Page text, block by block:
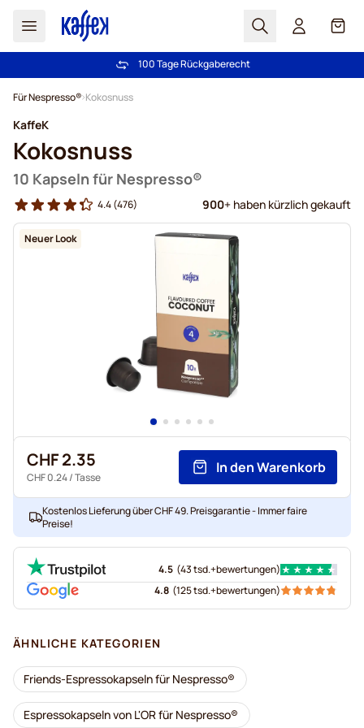
Suchen Cart
Kostenlos Lieferung über CHF 49
100 Tage Rückgaberecht
Für Nespresso® Kokosnuss
Neuer Look
KaffeK
Kokosnuss
10 Kapseln für Nespresso®
4.4(476) 900+ haben kürzlich gekauft
CHF 2.35
CHF 0.24/ Tasse
In den Warenkorb
Kostenlos Lieferung über CHF 49. Preisgarantie - Immer faire
Preise!
4.5 (43 tsd.+bewertungen)
4.8 (125 tsd.+bewertungen)
ÄHNLICHE KATEGORIEN
Friends-Espressokapseln für Nespresso®
Espressokapseln von L'OR für Nespresso®